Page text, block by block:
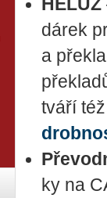
HELUZ
dárek
a
tvá­ří
ky na